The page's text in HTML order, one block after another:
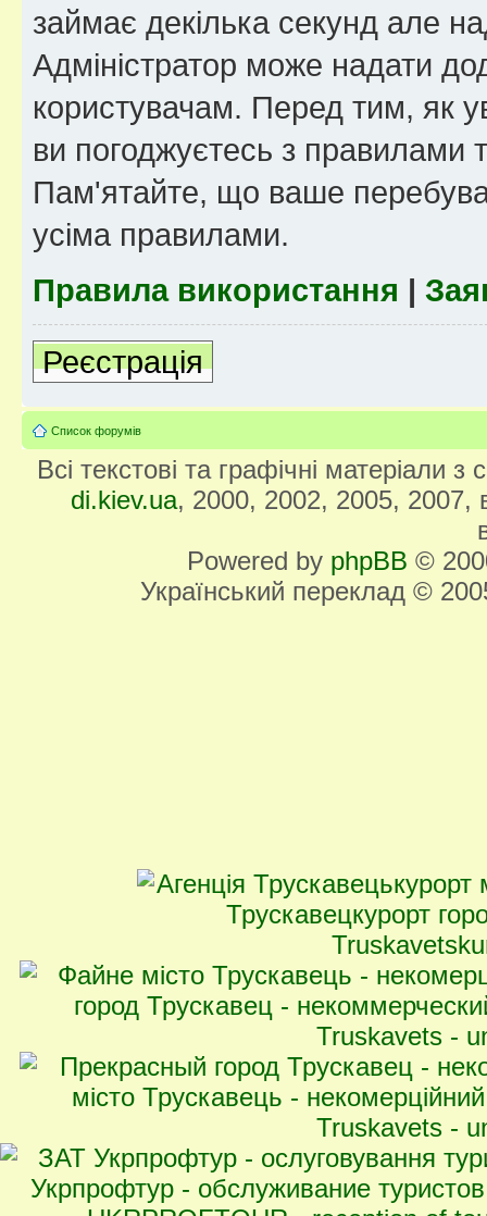
займає декілька секунд але
Адміністратор може надати
користувачам. Перед тим, як
ви погоджуєтесь з правилами
Пам'ятайте, що ваше
усіма правилами.
Правила використання |
Реєстрація
Список форумів
Всі текстові та графічні матеріали
di.kiev.ua, 2000, 2002, 2005, 2007,
Powered by phpBB ©
Український переклад ©